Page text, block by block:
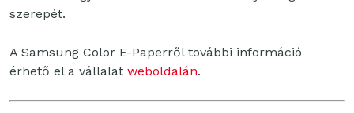
szerepét.
A Samsung Color E-Paperről további információ
érhető el a vállalat weboldalán.